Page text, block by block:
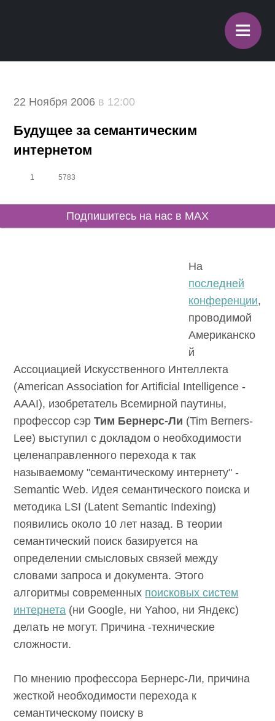
≡
22 Ноября 2006 в 12:00
Будущее за семантическим
интернетом
1 5783
Подпишитесь на нас в MAX
На
последней
конференци
и,
проводимой
Американско
й Ассоциацией Искусственного Интеллекта
(American Association for Artificial Intelligence -
AAAI), изобретатель Всемирной паутины,
профессор сэрТим Бернерс-Ли (Tim Berners-
Lee) выступил с докладом о необходимости
целенаправленного перехода к так
называемому "семантическому интернету" -
Semantic Web. Идея семантического поиска и
методика LSI (Latent Semantic Indexing)
появились около 10 лет назад. В теории
семантический поиск базируется на
определении смысловых связей между
словами запроса и документа. Этого
алгоритмы современныхпоисковых систем
интернета (ни Google, ни Yahoo, ни Яндекс)
делать не могут. Причина -технические
сложности.
По мнению профессора Бернерс-Ли,
причина жесткой необходимости перехода к
семантическому поиску в